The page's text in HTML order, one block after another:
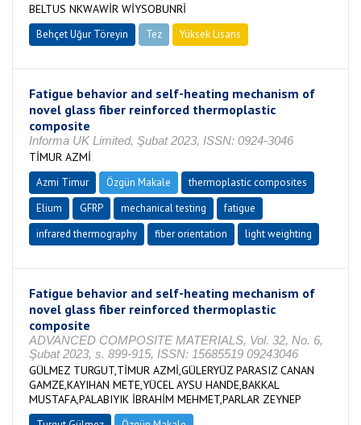
BELTUS NKWAWİR WİYSOBUNRİ
Behçet Uğur Töreyin Tez Yüksek Lisans
Fatigue behavior and self-heating mechanism of
novel glass fiber reinforced thermoplastic
composite
Informa UK Limited, Şubat 2023, ISSN: 0924-3046
TİMUR AZMİ
Azmi Timur Özgün Makale
thermoplastic composites
Elium
GFRP mechanical testing
fatigue
infrared thermography
fiber orientation light weighting
Fatigue behavior and self-heating mechanism of
novel glass fiber reinforced thermoplastic
composite
ADVANCED COMPOSITE MATERIALS, Vol. 32, No. 6,
Şubat 2023, s. 899-915, ISSN: 15685519 09243046
GÜLMEZ TURGUT,TİMUR AZMİ,GÜLERYÜZ PARASIZ CANAN
GAMZE,KAYIHAN METE,YÜCEL AYSU HANDE,BAKKAL
MUSTAFA,PALABIYIK İBRAHİM MEHMET,PARLAR ZEYNEP